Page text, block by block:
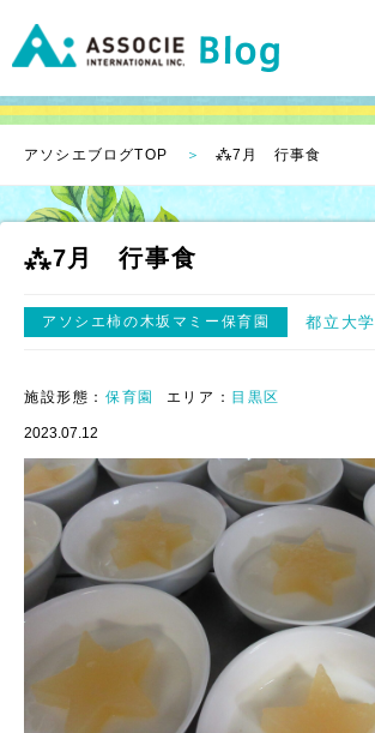
アソシエブログTOP ⁂7月 行事食
⁂7月 行事食
アソシエ柿の木坂マミー保育園 都立大学
施設形態： 保育園 エリア： 目黒区
2023.07.12